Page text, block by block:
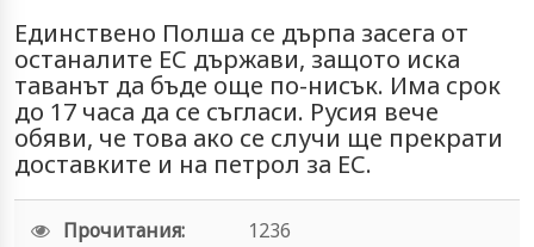
Единствено Полша се дърпа засега от
останалите ЕС държави, защото иска
таванът да бъде още по-нисък. Има срок
до 17 часа да се съгласи. Русия вече
обяви, че това ако се случи ще прекрати
доставките и на петрол за ЕС.
Прочитания:
1236